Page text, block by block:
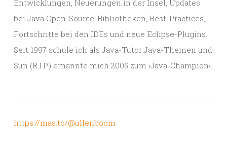
Entwicklungen, Neuerungen in der Insel, Updates
bei Java Open-Source-Bibliotheken, Best-Practices,
Fortschritte bei den IDEs und neue Eclipse-Plugins.
Seit 1997 schule ich als Java-Tutor Java-Themen und
Sun (R.I.P.) ernannte mich 2005 zum ›Java-Champion‹.
https://mas.to/@ullenboom